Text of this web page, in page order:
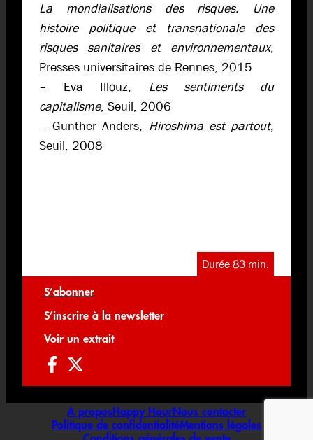
La mondialisations des risques. Une
histoire politique et transnationale des
risques sanitaires et environnementaux,
Presses universitaires de Rennes, 2015
– Eva Illouz, Les sentiments du
capitalisme, Seuil, 2006
– Gunther Anders, Hiroshima est partout,
Seuil, 2008
Durée 83 min.
S’abonner
S’inscrire à la newsletter
Voir un extrait
A propos Happy HourNous contacter
Politique de confidentialitéMentions légales